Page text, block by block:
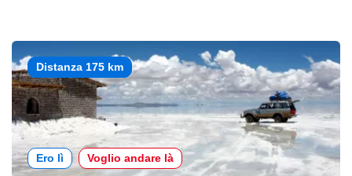
Distanza 175 km
Ero lì Voglio andare là